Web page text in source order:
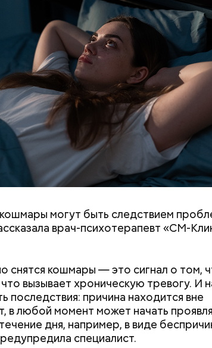
могут быть следствием
врач-психотерапевт «СМ-
снятся кошмары — это сигнал о том,
вызывает хроническую тревогу. И
последствия: причина находится вне
в любой момент может начать
дня, например, в виде
специалист.
«Вечерняя Москва» узнала у
Натальи Лазуренко,как